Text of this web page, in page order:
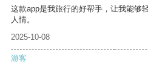
这款app是我旅行的好帮手，让我能够
人情。
2025-10-08
游客